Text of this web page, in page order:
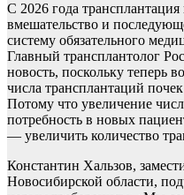
С 2026 года
вмешательство и
систему обязательного
Главный трансплантолог
новость, поскольку теперь
числа трансплантаций
Потому что увеличение
потребность в новых
— увеличить количество
Константин Хальзов,
Новосибирской области,